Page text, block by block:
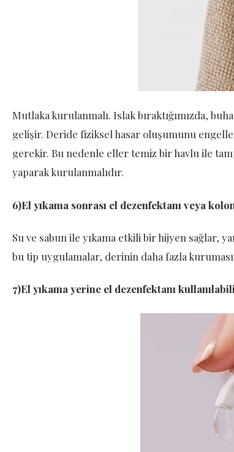
Mutlaka kurulanmalı. Islak bıraktığımızda,
gelişir. Deride fiziksel hasar oluşumunu
gerekir. Bu nedenle eller temiz bir havlu ile
yaparak kurulanmalıdır.
6)El yıkama sonrası el dezenfektanı veya
Su ve sabun ile yıkama etkili bir hijyen sağlar,
bu tip uygulamalar, derinin daha fazla
7)El yıkama yerine el dezenfektanı